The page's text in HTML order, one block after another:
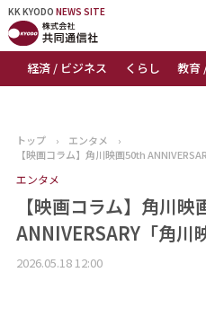
KK KYODO NEWS SITE
経済 / ビジネス くらし 教育
KK KYODONEWS SITE
トップページ
ニュース
おすすめコンテンツ
出版物
トップ › エンタメ
›
【映画コラム】角川映画50th
エンタメ
【映画コラム】角川
ANNIVERSARY「角川
2026.05.18 12:00